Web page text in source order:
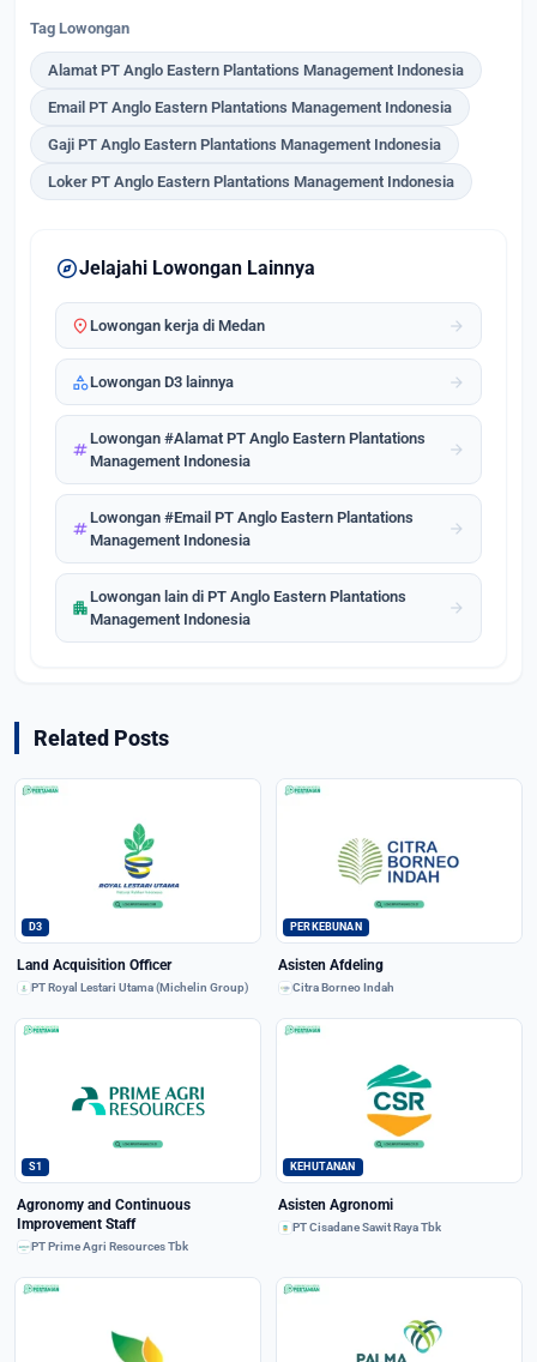
Tag Lowongan
Alamat PT Anglo Eastern Plantations Management Indonesia
Email PT Anglo Eastern Plantations Management Indonesia
Gaji PT Anglo Eastern Plantations Management Indonesia
Loker PT Anglo Eastern Plantations Management Indonesia
exploreJelajahi Lowongan Lainnya
location_onLowongan kerja di Medan arrow_forward
categoryLowongan D3 lainnya arrow_forward
tagLowongan #Alamat PT Anglo Eastern Plantations
Management Indonesia
arrow_forward
tagLowongan #Email PT Anglo Eastern Plantations
Management Indonesia
arrow_forward
apartmentLowongan lain di PT Anglo Eastern Plantations
Management Indonesia
arrow_forward
Related Posts
D3
Land Acquisition Officer
PT Royal Lestari Utama (Michelin Group)
PERKEBUNAN
Asisten Afdeling
Citra Borneo Indah
S1
Agronomy and Continuous
Improvement Staff
PT Prime Agri Resources Tbk
KEHUTANAN
Asisten Agronomi
PT Cisadane Sawit Raya Tbk